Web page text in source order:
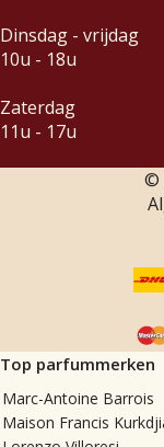
Dinsdag - vrijdag
10u - 18u
Zaterdag
11u - 17u
©
Top parfummerken
Marc-Antoine Barrois
Maison Francis